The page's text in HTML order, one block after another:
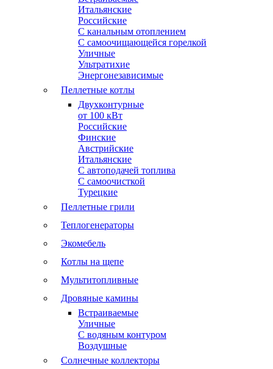
Итальянские
Российские
С канальным отоплением
С самоочищающейся горелкой
Уличные
Ультратихие
Энергонезависимые
Пеллетные котлы
Двухконтурные
от 100 кВт
Российские
Финские
Австрийские
Итальянские
С автоподачей топлива
С самоочисткой
Турецкие
Пеллетные грили
Теплогенераторы
Экомебель
Котлы на щепе
Мультитопливные
Дровяные камины
Встраиваемые
Уличные
С водяным контуром
Воздушные
Солнечные коллекторы